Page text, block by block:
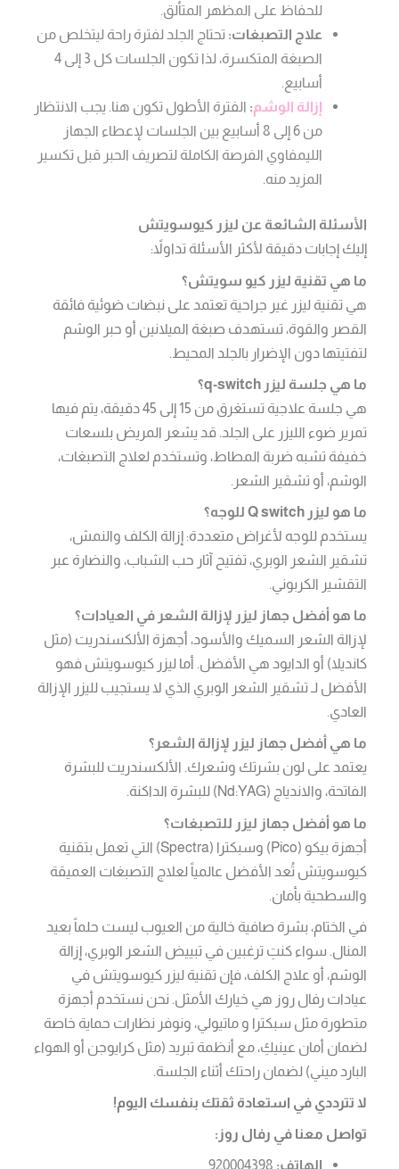
للحفاظ على المظهر المتألق.
علاج التصبغات: تحتاج الجلد لفترة راحة ليتخلص من
الصبغة المتكسرة، لذا تكون الجلسات كل 3 إلى 4
أسابيع.
إزالة الوشم: الفترة الأطول تكون هنا. يجب الانتظار
من 6 إلى 8 أسابيع بين الجلسات لإعطاء الجهاز
الليمفاوي الفرصة الكاملة لتصريف الحبر قبل تكسير
المزيد منه.
الأسئلة الشائعة عن ليزر كيوسويتش
إليك إجابات دقيقة لأكثر الأسئلة تداولاً:
ما هي تقنية ليزر كيو سويتش؟
هي تقنية ليزر غير جراحية تعتمد على نبضات ضوئية فائقة
القصر والقوة، تستهدف صبغة الميلانين أو حبر الوشم
لتفتيتها دون الإضرار بالجلد المحيط.
ما هي جلسة ليزر q-switch؟
هي جلسة علاجية تستغرق من 15 إلى 45 دقيقة، يتم فيها
تمرير ضوء الليزر على الجلد. قد يشعر المريض بلسعات
خفيفة تشبه ضربة المطاط، وتستخدم لعلاج التصبغات،
الوشم، أو تشقير الشعر.
ما هو ليزر Q switch للوجه؟
يستخدم للوجه لأغراض متعددة: إزالة الكلف والنمش،
تشقير الشعر الوبري، تفتيح آثار حب الشباب، والنضارة عبر
التقشير الكربوني.
ما هو أفضل جهاز ليزر لإزالة الشعر في العيادات؟
لإزالة الشعر السميك والأسود، أجهزة الألكسندريت (مثل
كانديلا) أو الدايود هي الأفضل. أما ليزر كيوسويتش فهو
الأفضل لـ تشقير الشعر الوبري الذي لا يستجيب لليزر الإزالة
العادي.
ما هي أفضل جهاز ليزر لإزالة الشعر؟
يعتمد على لون بشرتك وشعرك. الألكسندريت للبشرة
الفاتحة، والاندياج (Nd:YAG) للبشرة الداكنة.
ما هو أفضل جهاز ليزر للتصبغات؟
أجهزة بيكو (Pico) وسبكترا (Spectra) التي تعمل بتقنية
كيوسويتش تُعد الأفضل عالمياً لعلاج التصبغات العميقة
والسطحية بأمان.
في الختام، بشرة صافية خالية من العيوب ليست حلماً بعيد
المنال. سواء كنتِ ترغبين في تبييض الشعر الوبري، إزالة
الوشم، أو علاج الكلف، فإن تقنية ليزر كيوسويتش في
عيادات رفال روز هي خيارك الأمثل. نحن نستخدم أجهزة
متطورة مثل سبكترا و ماتيولي، ونوفر نظارات حماية خاصة
لضمان أمان عينيكِ، مع أنظمة تبريد (مثل كرايوجن أو الهواء
البارد ميني) لضمان راحتك أثناء الجلسة.
لا تترددي في استعادة ثقتك بنفسك اليوم!
تواصل معنا في رفال روز:
الهاتف: